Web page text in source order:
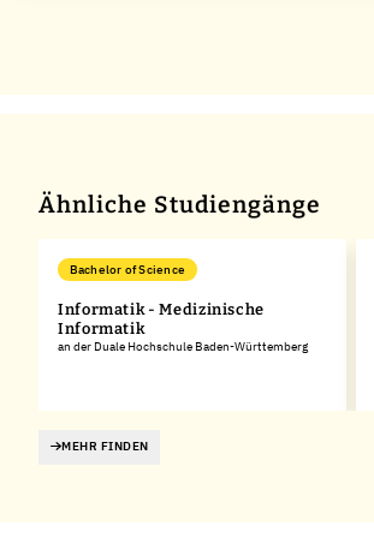
Ähnliche Studiengänge
Bachelor of Science
Informatik - Medizinische
Informatik
an der Duale Hochschule Baden-Württemberg
MEHR FINDEN